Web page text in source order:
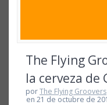
The Flying
la cerveza de
porThe Flying Groovers
en 21 de octubre de